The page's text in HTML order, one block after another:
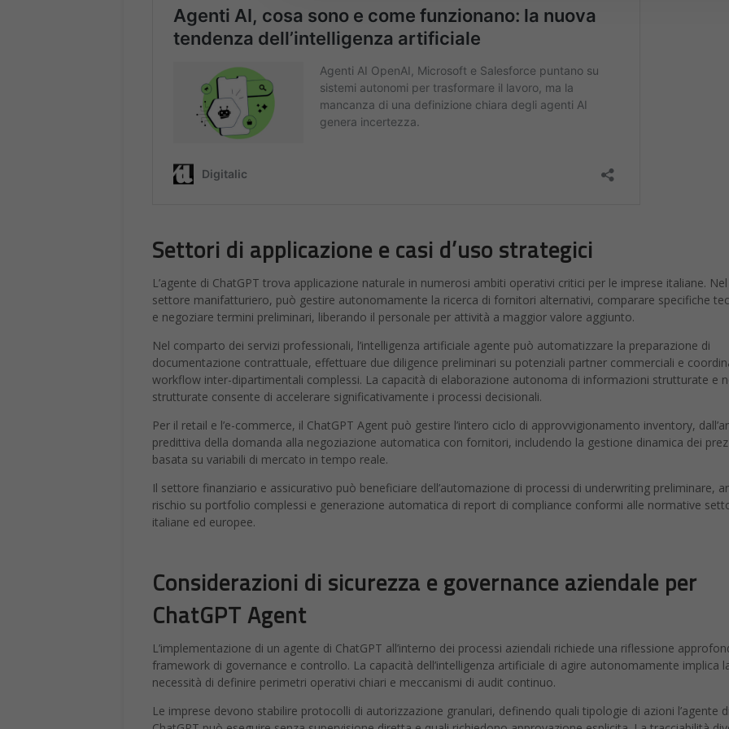
Settori di applicazione e casi d’uso strategici
L’agente di ChatGPT trova applicazione naturale in numerosi ambiti operativi critici per le imprese italiane. Nel
settore manifatturiero, può gestire autonomamente la ricerca di fornitori alternativi, comparare specifiche
e negoziare termini preliminari, liberando il personale per attività a maggior valore aggiunto.
Nel comparto dei servizi professionali, l’intelligenza artificiale agente può automatizzare la preparazione di
documentazione contrattuale, effettuare due diligence preliminari su potenziali partner commerciali e
workflow inter-dipartimentali complessi. La capacità di elaborazione autonoma di informazioni strutturate e
strutturate consente di accelerare significativamente i processi decisionali.
Per il retail e l’e-commerce, il ChatGPT Agent può gestire l’intero ciclo di approvvigionamento inventory,
predittiva della domanda alla negoziazione automatica con fornitori, includendo la gestione dinamica dei
basata su variabili di mercato in tempo reale.
Il settore finanziario e assicurativo può beneficiare dell’automazione di processi di underwriting preliminare,
rischio su portfolio complessi e generazione automatica di report di compliance conformi alle normative
italiane ed europee.
Considerazioni di sicurezza e governance aziendale per
ChatGPT Agent
L’implementazione di un agente di ChatGPT all’interno dei processi aziendali richiede una riflessione
framework di governance e controllo. La capacità dell’intelligenza artificiale di agire autonomamente implica
necessità di definire perimetri operativi chiari e meccanismi di audit continuo.
Le imprese devono stabilire protocolli di autorizzazione granulari, definendo quali tipologie di azioni l’agente di